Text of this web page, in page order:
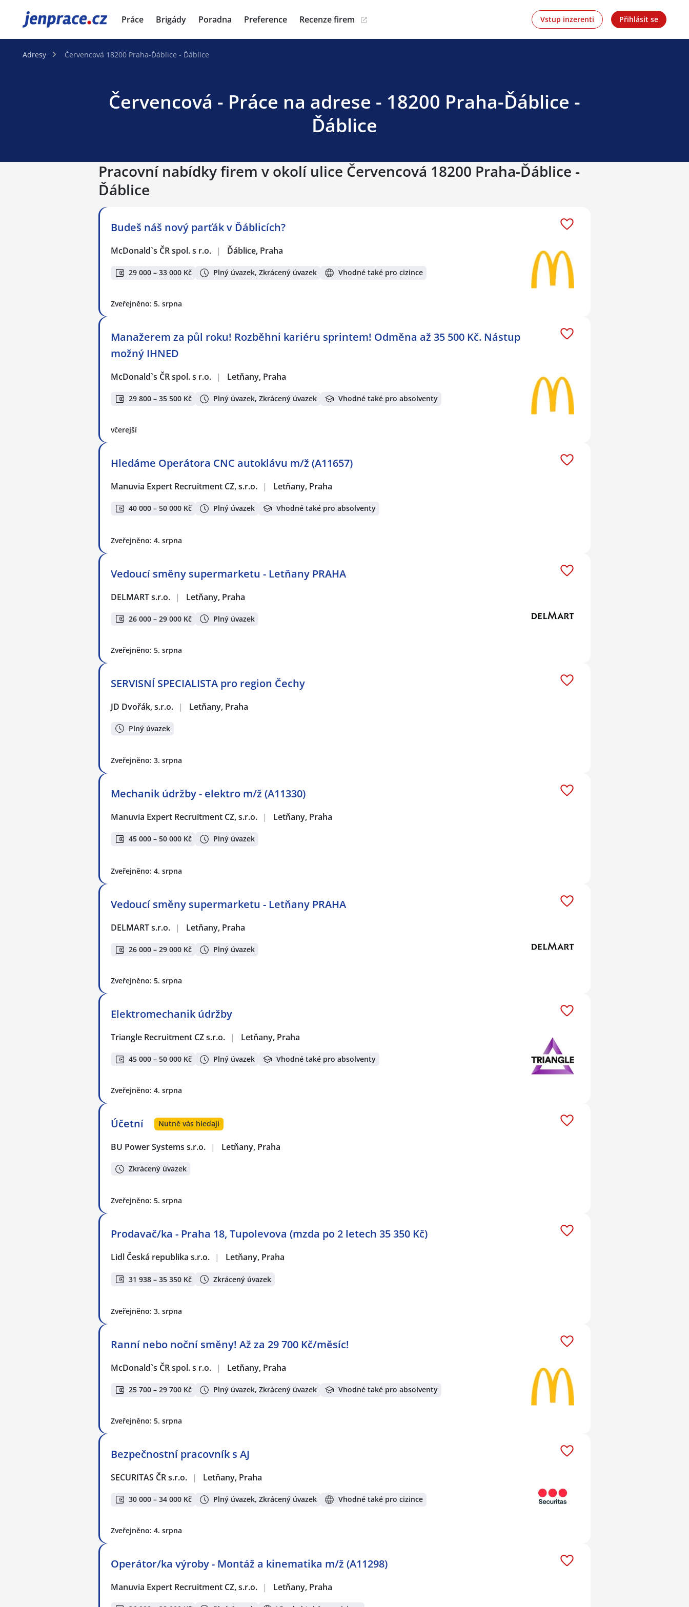
JenPráce.cz Práce Brigády Poradna Preference Recenze firem Vstup inzerenti Přihlásit se
Adresy Červencová 18200 Praha-Ďáblice - Ďáblice
Červencová - Práce na adrese - 18200 Praha-Ďáblice -
Ďáblice
Pracovní nabídky firem v okolí ulice Červencová 18200 Praha-Ďáblice -
Ďáblice
Budeš náš nový parťák v Ďáblicích?
McDonald`s ČR spol. s r.o. | Ďáblice, Praha
29 000 – 33 000 Kč Plný úvazek, Zkrácený úvazek Vhodné také pro cizince
Zveřejněno: 5. srpna
Manažerem za půl roku! Rozběhni kariéru sprintem! Odměna až 35 500 Kč. Nástup
možný IHNED
McDonald`s ČR spol. s r.o. | Letňany, Praha
29 800 – 35 500 Kč Plný úvazek, Zkrácený úvazek Vhodné také pro absolventy
včerejší
Hledáme Operátora CNC autoklávu m/ž (A11657)
Manuvia Expert Recruitment CZ, s.r.o. | Letňany, Praha
40 000 – 50 000 Kč Plný úvazek Vhodné také pro absolventy
Zveřejněno: 4. srpna
Vedoucí směny supermarketu - Letňany PRAHA
DELMART s.r.o. | Letňany, Praha
26 000 – 29 000 Kč Plný úvazek
Zveřejněno: 5. srpna
SERVISNÍ SPECIALISTA pro region Čechy
JD Dvořák, s.r.o. | Letňany, Praha
Plný úvazek
Zveřejněno: 3. srpna
Mechanik údržby - elektro m/ž (A11330)
Manuvia Expert Recruitment CZ, s.r.o. | Letňany, Praha
45 000 – 50 000 Kč Plný úvazek
Zveřejněno: 4. srpna
Vedoucí směny supermarketu - Letňany PRAHA
DELMART s.r.o. | Letňany, Praha
26 000 – 29 000 Kč Plný úvazek
Zveřejněno: 5. srpna
Elektromechanik údržby
Triangle Recruitment CZ s.r.o. | Letňany, Praha
45 000 – 50 000 Kč Plný úvazek Vhodné také pro absolventy
Zveřejněno: 4. srpna
Účetní Nutně vás hledají
BU Power Systems s.r.o. | Letňany, Praha
Zkrácený úvazek
Zveřejněno: 5. srpna
Prodavač/ka - Praha 18, Tupolevova (mzda po 2 letech 35 350 Kč)
Lidl Česká republika s.r.o. | Letňany, Praha
31 938 – 35 350 Kč Zkrácený úvazek
Zveřejněno: 3. srpna
Ranní nebo noční směny! Až za 29 700 Kč/měsíc!
McDonald`s ČR spol. s r.o. | Letňany, Praha
25 700 – 29 700 Kč Plný úvazek, Zkrácený úvazek Vhodné také pro absolventy
Zveřejněno: 5. srpna
Bezpečnostní pracovník s AJ
SECURITAS ČR s.r.o. | Letňany, Praha
30 000 – 34 000 Kč Plný úvazek, Zkrácený úvazek Vhodné také pro cizince
Zveřejněno: 4. srpna
Operátor/ka výroby - Montáž a kinematika m/ž (A11298)
Manuvia Expert Recruitment CZ, s.r.o. | Letňany, Praha